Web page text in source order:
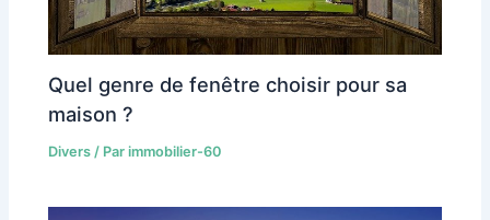
Quel genre de fenêtre choisir pour sa
maison ?
Divers / Parimmobilier-60